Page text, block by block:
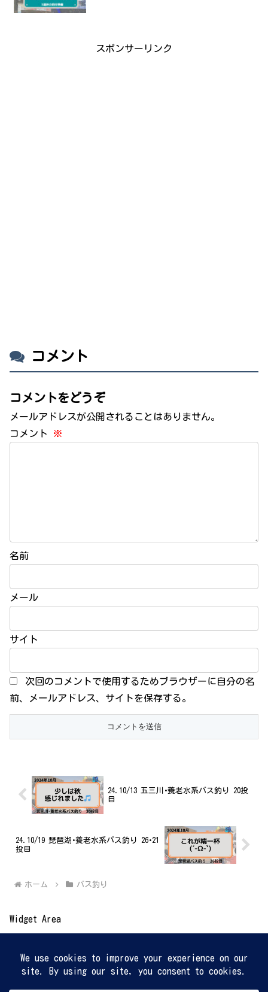
スポンサーリンク
コメント
コメントをどうぞ
メールアドレスが公開されることはありません。
コメント
※
名前
メール
サイト
次回のコメントで使用するためブラウザーに自分の名
前、メールアドレス、サイトを保存する。
24.10/13 五三川･養老水系バス釣り 20投
目
24.10/19 琵琶湖･養老水系バス釣り 26･21
投目
ホーム バス釣り
Widget Area